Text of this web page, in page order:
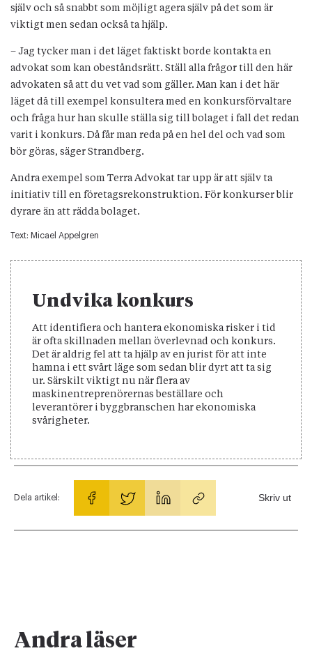
själv och så snabbt som möjligt agera själv på det som är
viktigt men sedan också ta hjälp.
– Jag tycker man i det läget faktiskt borde kontakta en
advokat som kan obeståndsrätt. Ställ alla frågor till den här
advokaten så att du vet vad som gäller. Man kan i det här
läget då till exempel konsultera med en konkursförvaltare
och fråga hur han skulle ställa sig till bolaget i fall det redan
varit i konkurs. Då får man reda på en hel del och vad som
bör göras, säger Strandberg.
Andra exempel som Terra Advokat tar upp är att själv ta
initiativ till en företagsrekonstruktion. För konkurser blir
dyrare än att rädda bolaget.
Text: Micael Appelgren
Undvika konkurs
Att identifiera och hantera ekonomiska risker i tid
är ofta skillnaden mellan överlevnad och konkurs.
Det är aldrig fel att ta hjälp av en jurist för att inte
hamna i ett svårt läge som sedan blir dyrt att ta sig
ur. Särskilt viktigt nu när flera av
maskinentreprenörernas beställare och
leverantörer i byggbranschen har ekonomiska
svårigheter.
Dela artikel: Skriv ut
Andra läser